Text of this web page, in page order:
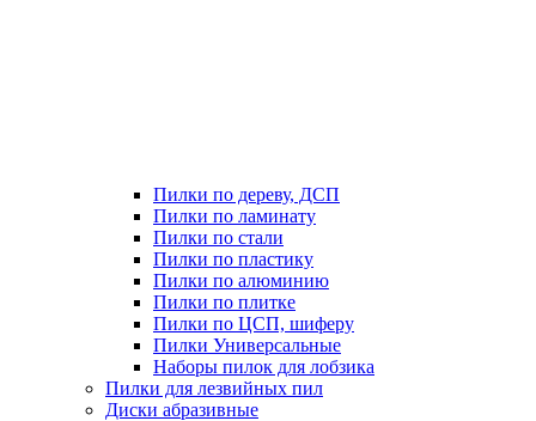
Пилки по дереву, ДСП
Пилки по ламинату
Пилки по стали
Пилки по пластику
Пилки по алюминию
Пилки по плитке
Пилки по ЦСП, шиферу
Пилки Универсальные
Наборы пилок для лобзика
Пилки для лезвийных пил
Диски абразивные